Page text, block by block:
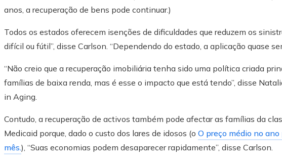
anos, a recuperação de bens pode continuar.)
Todos os estados oferecem isenções de dificuldades que reduzem os
difícil ou fútil”, disse Carlson. “Dependendo do estado, a aplicação quase
“Não creio que a recuperação imobiliária tenha sido uma política criada
famílias de baixa renda, mas é esse o impacto que está tendo”, disse
in Aging.
Contudo, a recuperação de activos também pode afectar as famílias da
Medicaid porque, dado o custo dos lares de idosos (o O preço médio no
mês.), “Suas economias podem desaparecer rapidamente”, disse Carlson.